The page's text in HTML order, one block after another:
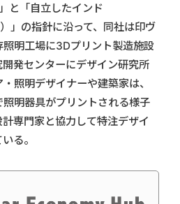
と「自立したインド
）」の指針に沿って、同社は印ヴ
明工場に3Dプリント製造施設
発センターにデザイン研究所
照明デザイナーや建築家は、
明器具がプリントされる様子
専門家と協力して特注デザイ
る。